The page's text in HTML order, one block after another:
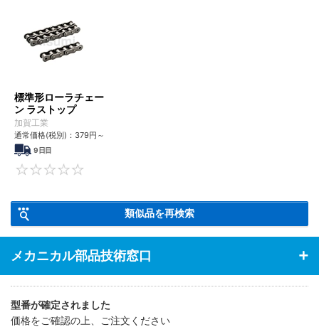
標準形ローラチェー
ン ラストップ
加賀工業
通常価格(税別)： 379円 ～
9日目
類似品を再検索
メカニカル部品技術窓口
型番が確定されました
価格をご確認の上、ご注文ください